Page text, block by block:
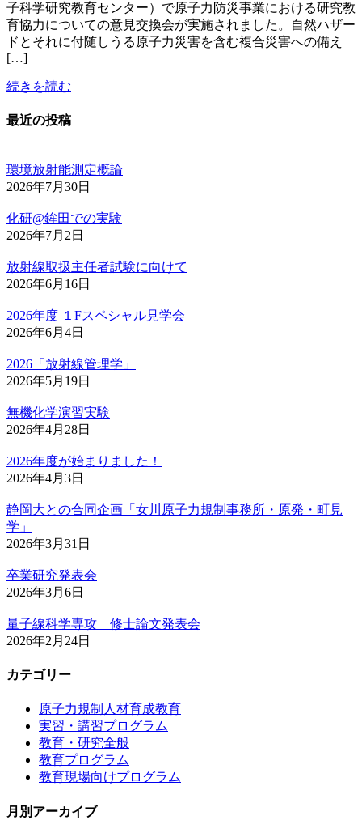
子科学研究教育センター）で原子力防災事業における研究教
育協力についての意見交換会が実施されました。自然ハザー
ドとそれに付随しうる原子力災害を含む複合災害への備え
[…]
続きを読む
最近の投稿
環境放射能測定概論
2026年7月30日
化研@鉾田での実験
2026年7月2日
放射線取扱主任者試験に向けて
2026年6月16日
2026年度 １Fスペシャル見学会
2026年6月4日
2026「放射線管理学」
2026年5月19日
無機化学演習実験
2026年4月28日
2026年度が始まりました！
2026年4月3日
静岡大との合同企画「女川原子力規制事務所・原発・町見
学」
2026年3月31日
卒業研究発表会
2026年3月6日
量子線科学専攻 修士論文発表会
2026年2月24日
カテゴリー
原子力規制人材育成教育
実習・講習プログラム
教育・研究全般
教育プログラム
教育現場向けプログラム
月別アーカイブ